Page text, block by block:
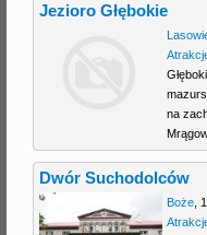
Jezioro Głębokie
na
Dwór Suchodolców
Boże,